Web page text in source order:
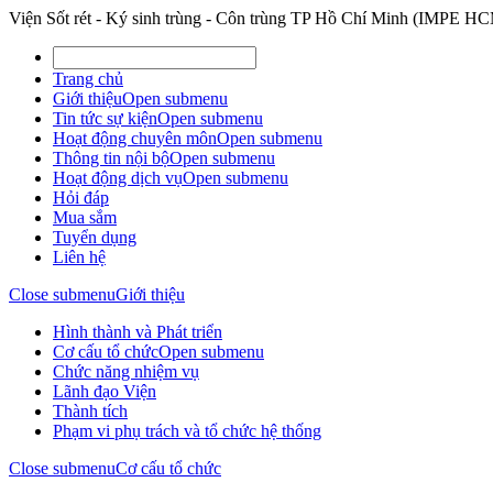
Viện Sốt rét - Ký sinh trùng - Côn trùng TP Hồ Chí Minh (IMPE
Trang chủ
Giới thiệuOpen submenu
Tin tức sự kiệnOpen submenu
Hoạt động chuyên mônOpen submenu
Thông tin nội bộOpen submenu
Hoạt động dịch vụOpen submenu
Hỏi đáp
Mua sắm
Tuyển dụng
Liên hệ
Close submenuGiới thiệu
Hình thành và Phát triển
Cơ cấu tổ chứcOpen submenu
Chức năng nhiệm vụ
Lãnh đạo Viện
Thành tích
Phạm vi phụ trách và tổ chức hệ thống
Close submenuCơ cấu tổ chức